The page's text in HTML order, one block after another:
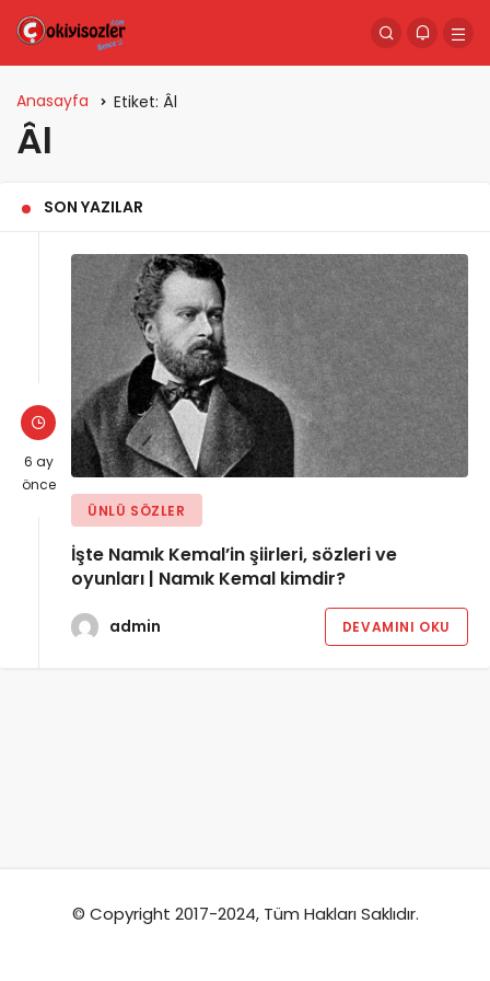
Anasayfa Etiket: Âl
Âl
SON YAZILAR
6 ay
önce
ÜNLÜ SÖZLER
İşte Namık Kemal’in şiirleri, sözleri ve
oyunları | Namık Kemal kimdir?
admin DEVAMINI OKU
© Copyright 2017-2024, Tüm Hakları Saklıdır.